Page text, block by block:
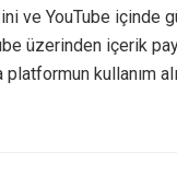
ve YouTube içinde
üzerinden içerik
kullanım